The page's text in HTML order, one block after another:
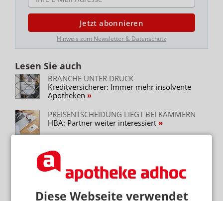
Diese Webseite verwendet
Jetzt abonnieren
Hinweis zum Newsletter & Datenschutz
Lesen Sie auch
BRANCHE UNTER DRUCK
Kreditversicherer: Immer mehr insolvente
Apotheken
PREISENTSCHEIDUNG LIEGT BEI KAMMERN
HBA: Partner weiter interessiert
NACH BGH-URTEIL
Statt Skonto: Die Stellschrauben der
Großhändler
FREMDBESITZ RUNTER, MEHRBESITZ RAUF
Österreichs Apothekenreform: Mehr Filialen,